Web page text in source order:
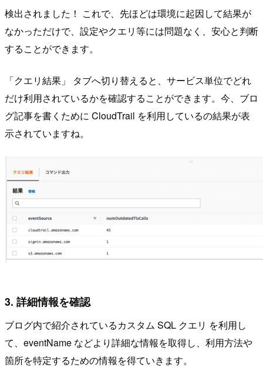
検出されました！ これで、先ほどは環境に起因して結果が
なかっただけで、設定やクエリ等には問題なく、安心と判断
することができます。
「クエリ結果」 タブへ切り替えると、サービス単位でどれ
だけ利用されているかを確認することができます。今、ブロ
グ記事を書くために CloudTrail を利用しているの結果が表
示されていますね。
3. 詳細情報を確認
ブログ内で紹介されているカスタム SQL クエリ を利用し
て、eventName などより詳細な情報を取得し、利用方法や
箇所を特定するための情報を得ていきます。